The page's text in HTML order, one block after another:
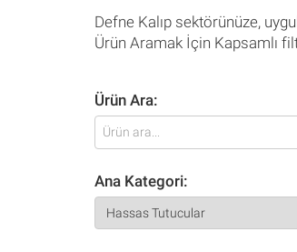
Defne Kalıp sektörünüze,
Ürün Aramak İçin Kapsamlı
Ürün Ara:
Ana Kategori: